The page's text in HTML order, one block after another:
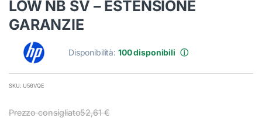
LOW NB SV – ESTENSIONE
GARANZIE
Disponibilità: 100 disponibili ⓘ
SKU: U56VQE
Prezzo consigliato52,61€